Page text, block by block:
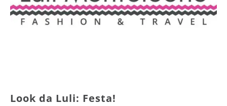
Look da Luli: Festa!